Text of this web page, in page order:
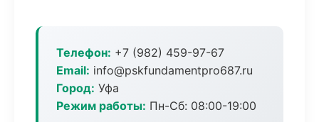
Телефон: +7 (982) 459-97-67
Email: info@pskfundamentpro687.ru
Город: Уфа
Режим работы: Пн-Сб: 08:00-19:00